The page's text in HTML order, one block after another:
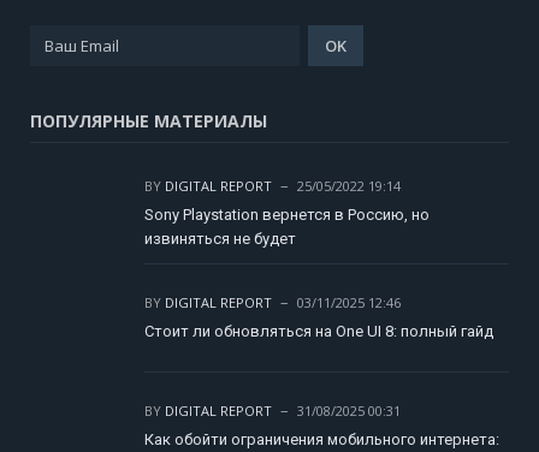
ПОПУЛЯРНЫЕ МАТЕРИАЛЫ
BY DIGITAL REPORT
25/05/2022 19:14
Sony Playstation вернется в Россию, но
извиняться не будет
BY DIGITAL REPORT
03/11/2025 12:46
Стоит ли обновляться на One UI 8: полный гайд
BY DIGITAL REPORT
31/08/2025 00:31
Как обойти ограничения мобильного интернета: